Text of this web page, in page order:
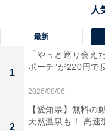
最新
1
「やっと巡り会え
ポーチ”が220円で
2026/08/06
2
【愛知県】無料の
天然温泉も！ 高速